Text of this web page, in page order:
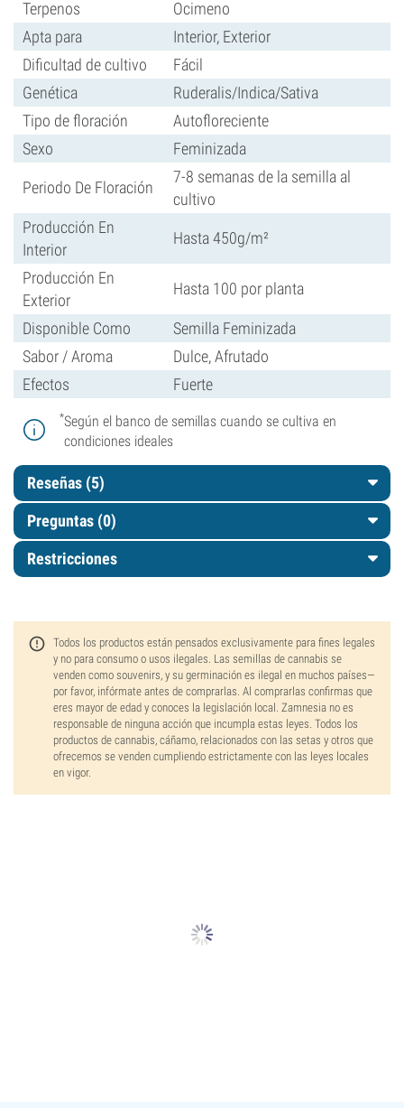
Terpenos
Ocimeno
Apta para
Interior, Exterior
Dificultad de cultivo
Fácil
Genética
Ruderalis/Indica/Sativa
Tipo de floración
Autofloreciente
Sexo
Feminizada
Periodo De Floración
7-8 semanas de la semilla al
cultivo
Producción En
Interior
Hasta 450g/m²
Producción En
Exterior
Hasta 100 por planta
Disponible Como
Semilla Feminizada
Sabor / Aroma
Dulce, Afrutado
Efectos
Fuerte
*Según el banco de semillas cuando se cultiva en
condiciones ideales
Reseñas (5)
Preguntas (0)
Restricciones
Todos los productos están pensados exclusivamente para fines legales
y no para consumo o usos ilegales. Las semillas de cannabis se
venden como souvenirs, y su germinación es ilegal en muchos países—
por favor, infórmate antes de comprarlas. Al comprarlas confirmas que
eres mayor de edad y conoces la legislación local. Zamnesia no es
responsable de ninguna acción que incumpla estas leyes. Todos los
productos de cannabis, cáñamo, relacionados con las setas y otros que
ofrecemos se venden cumpliendo estrictamente con las leyes locales
en vigor.